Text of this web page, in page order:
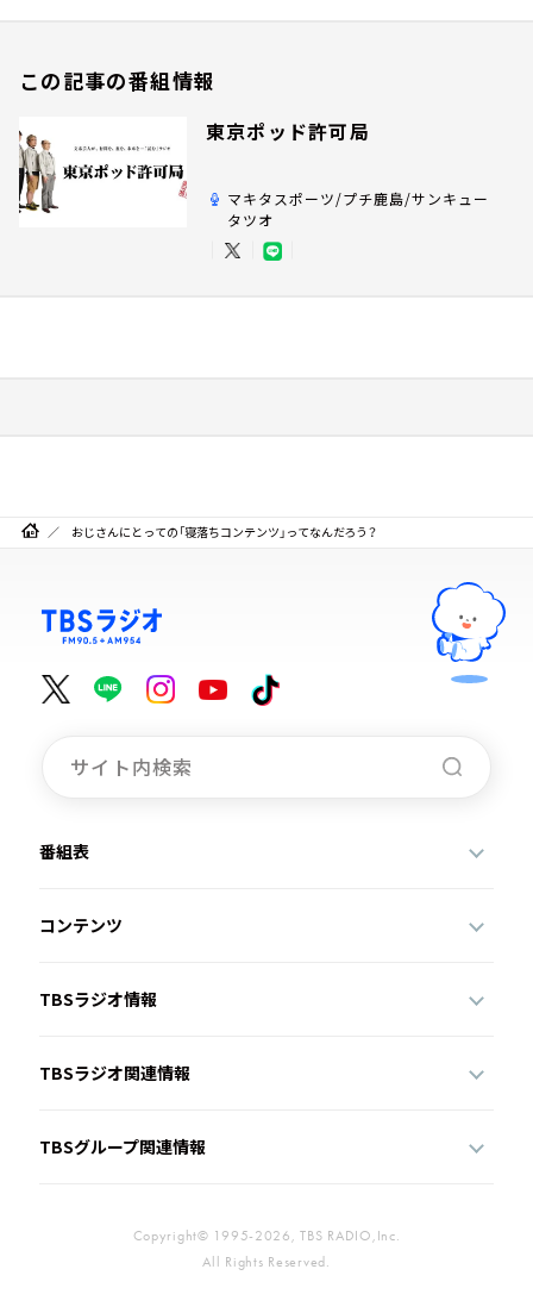
この記事の番組情報
東京ポッド許可局
マキタスポーツ/プチ鹿島/サンキュー
タツオ
おじさんにとっての「寝落ちコンテンツ」ってなんだろう？
番組表
コンテンツ
TBSラジオ情報
TBSラジオ関連情報
TBSグループ関連情報
Copyright© 1995-2026, TBS RADIO,Inc.
All Rights Reserved.